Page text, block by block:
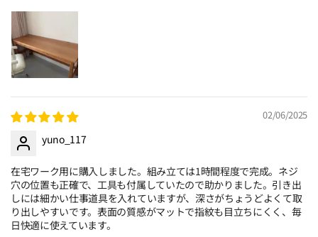
02/06/2025
yuno_117
在宅ワーク用に購入しました。組み立ては1時間程度で完成。ネジ
穴の位置も正確で、工具も付属していたので助かりました。引き出
しには細かい仕事道具を入れていますが、深さがちょうどよくて取
り出しやすいです。表面の質感がマットで指紋も目立ちにくく、毎
日快適に使えています。